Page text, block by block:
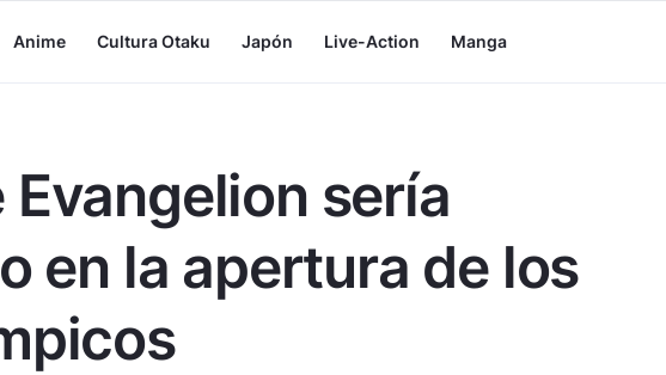
Anime Cultura Otaku Japón Live-Action Manga
Evangelion sería
en la apertura de los